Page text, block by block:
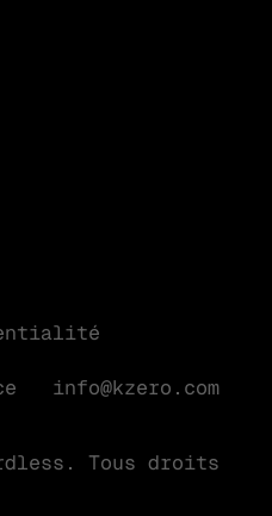
info@kzero.com
Tous droits